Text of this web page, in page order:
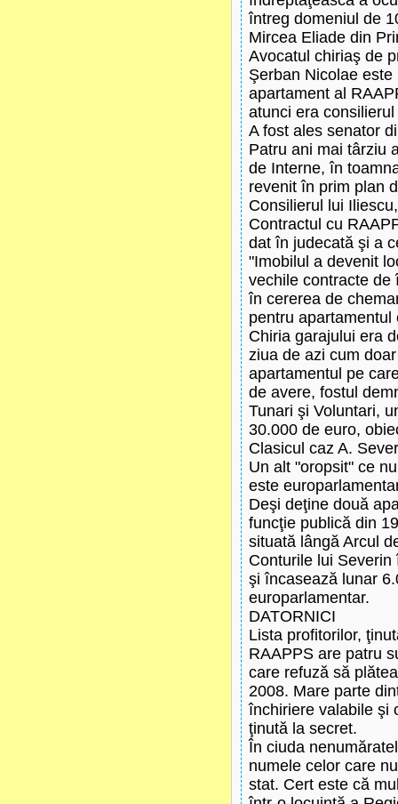
întreg domeniul de
Mircea Eliade din
Avocatul chiriaş de
Şerban Nicolae
apartament al
atunci era
A fost ales senator
Patru ani mai târziu
de Interne, în
revenit în prim plan
Consilierul lui
Contractul cu
dat în judecată şi a
"Imobilul a devenit
vechile contracte de
în cererea de
pentru
Chiria garajului era
ziua de azi cum
apartamentul pe
de avere, fostul
Tunari şi Voluntari,
30.000 de euro,
Clasicul caz A.
Un alt "oropsit" ce
este
Deşi deţine două
funcţie publică din
situată lângă Arcul
Conturile lui
şi încasează lunar
europarlamentar.
DATORNICI
Lista profitorilor,
RAAPPS are patru
care refuză să
2008. Mare parte
închiriere valabile şi
ţinută la secret.
În ciuda
numele celor care
stat. Cert este că